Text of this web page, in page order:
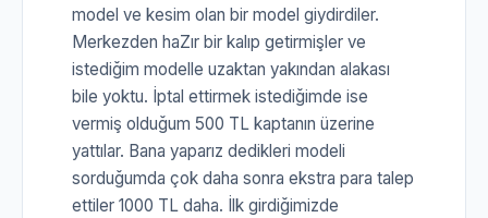
model ve kesim olan bir model giydirdiler.
Merkezden haZır bir kalıp getirmişler ve
istediğim modelle uzaktan yakından alakası
bile yoktu. İptal ettirmek istediğimde ise
vermiş olduğum 500 TL kaptanın üzerine
yattılar. Bana yaparız dedikleri modeli
sorduğumda çok daha sonra ekstra para talep
ettiler 1000 TL daha. İlk girdiğimizde